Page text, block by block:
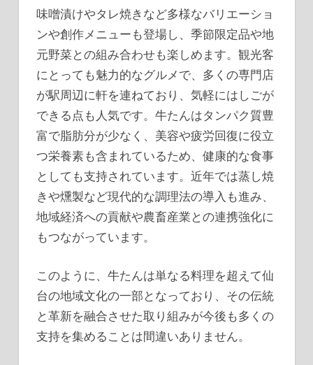
味噌漬けやタレ焼きなど多様なバリエーショ
ンや創作メニューも登場し、季節限定品や地
元野菜との組み合わせも楽しめます。観光客
にとっても魅力的なグルメで、多くの専門店
が駅周辺に軒を連ねており、気軽にはしごが
できる点も人気です。牛たんはタンパク質豊
富で脂肪分が少なく、美容や疲労回復に役立
つ栄養素も含まれているため、健康的な食事
としても支持されています。近年では蒸し焼
きや燻製など現代的な調理法の導入も進み、
地域経済への貢献や農畜産業との連携強化に
もつながっています。
このように、牛たんは単なる料理を超えて仙
台の地域文化の一部となっており、その伝統
と革新を融合させた取り組みが今後も多くの
支持を集めることは間違いありません。